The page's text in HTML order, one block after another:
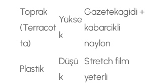
Toprak
(Terracot
ta)
Yükse
k
Gazetekagidi +
kabarcikli
naylon
Plastik
Düşü
k
Stretch film
yeterli